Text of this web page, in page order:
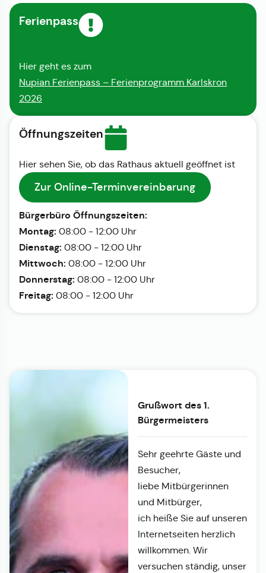
Ferienpass
Hier geht es zum
Nupian Ferienpass – Ferienprogramm Karlskron
2026
Öffnungszeiten
Hier sehen Sie, ob das Rathaus aktuell geöffnet ist
Zur Online-Terminvereinbarung
Bürgerbüro Öffnungszeiten:
Montag: 08:00 - 12:00 Uhr
Dienstag: 08:00 - 12:00 Uhr
Mittwoch: 08:00 - 12:00 Uhr
Donnerstag: 08:00 - 12:00 Uhr
Freitag: 08:00 - 12:00 Uhr
Grußwort des 1.
Bürgermeisters
Sehr geehrte Gäste und
Besucher,
liebe Mitbürgerinnen
und Mitbürger,
ich heiße Sie auf unseren
Internetseiten herzlich
willkommen. Wir
versuchen ständig, unser